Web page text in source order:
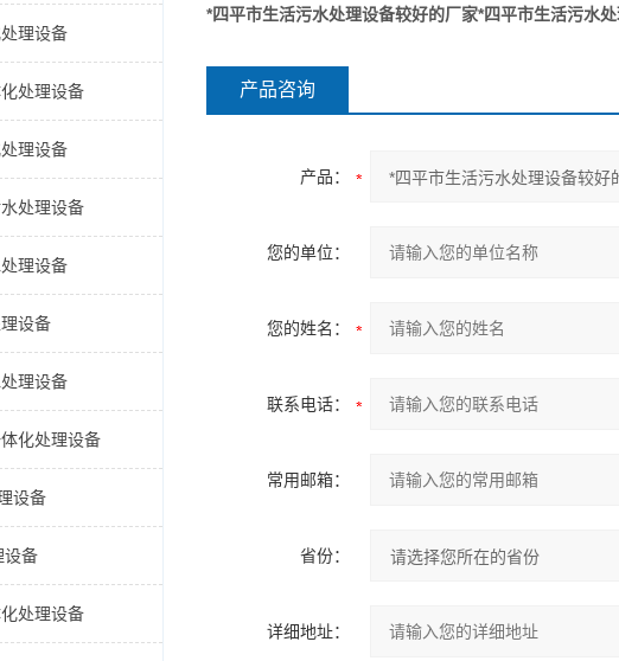
理设备
处理设备
理设备
处理设备
理设备
设备
理设备
化处理设备
设备
设备
处理设备
*四平市生活污水处理设备较好的厂家*四平市生活污水
产品咨询
产品：
您的单位：
您的姓名：
联系电话：
常用邮箱：
省份：
详细地址：